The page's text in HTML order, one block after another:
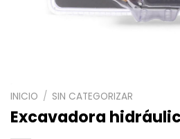
INICIO / SIN CATEGORIZAR
Excavadora